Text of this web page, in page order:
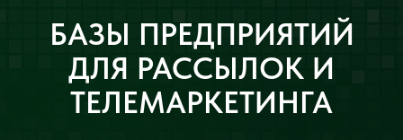
БАЗЫ ПРЕДПРИЯТИЙ
ДЛЯ РАССЫЛОК И
ТЕЛЕМАРКЕТИНГА